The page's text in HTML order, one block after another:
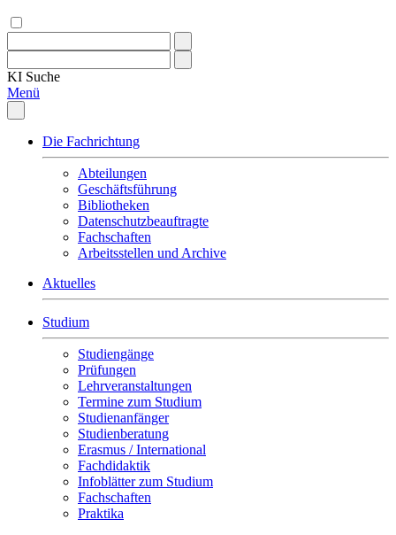
KI Suche
Menü
Die Fachrichtung
Abteilungen
Geschäftsführung
Bibliotheken
Datenschutzbeauftragte
Fachschaften
Arbeitsstellen und Archive
Aktuelles
Studium
Studiengänge
Prüfungen
Lehrveranstaltungen
Termine zum Studium
Studienanfänger
Studienberatung
Erasmus / International
Fachdidaktik
Infoblätter zum Studium
Fachschaften
Praktika